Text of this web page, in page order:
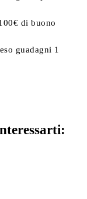
di buono
guadagni 1